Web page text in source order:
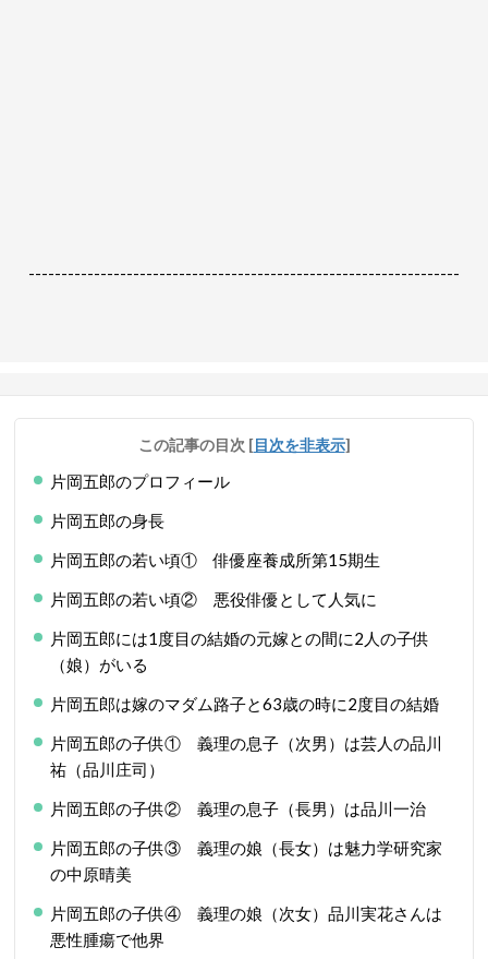
------------------------------------------------------------------
この記事の目次 [目次を非表示]
片岡五郎のプロフィール
片岡五郎の身長
片岡五郎の若い頃① 俳優座養成所第15期生
片岡五郎の若い頃② 悪役俳優として人気に
片岡五郎には1度目の結婚の元嫁との間に2人の子供
（娘）がいる
片岡五郎は嫁のマダム路子と63歳の時に2度目の結婚
片岡五郎の子供① 義理の息子（次男）は芸人の品川
祐（品川庄司）
片岡五郎の子供② 義理の息子（長男）は品川一治
片岡五郎の子供③ 義理の娘（長女）は魅力学研究家
の中原晴美
片岡五郎の子供④ 義理の娘（次女）品川実花さんは
悪性腫瘍で他界